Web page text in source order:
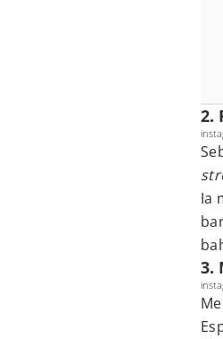
2.
Ia
3.